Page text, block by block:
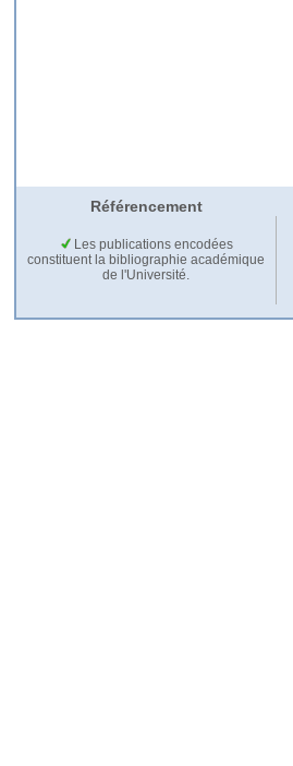
Référencement
Les publications encodées
constituent la bibliographie académique
de l'Université.